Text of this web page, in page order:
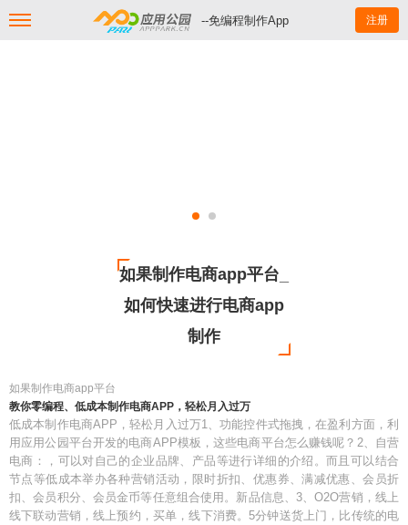
--免编程制作App 注册
如果制作电商app平台_
如何快速进行电商app
制作
如果制作电商app平台
教你零编程、低成本制作电商APP，轻松月入过万
低成本制作电商APP，轻松月入过万1、功能控件式拖拽，在盈利方面，利
用应用公园平台开发的电商APP模板，这些电商平台怎么赚钱呢？2、自营
电商：，可以对自己的企业品牌、产品等进行详细的介绍。而且可以结合
节点等低成本举办各种营销活动，限时折扣、优惠券、满减优惠、会员折
扣、会员积分、会员金币等任意组合使用。新品信息、3、O2O营销，线上
线下联动营销，线上预约，买单，线下消费。5分钟送货上门，比传统的电